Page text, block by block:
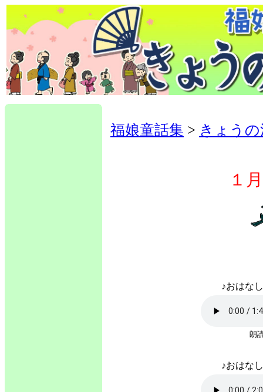
福娘童話集 > きょう
１
♪おはな
朗
♪おはな